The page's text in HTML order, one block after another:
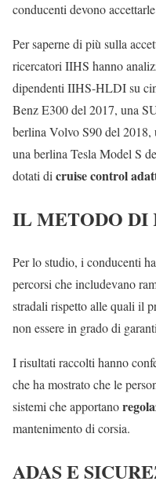
conducenti devono
Per saperne di più sulla
ricercatori IIHS hanno
dipendenti IIHS-HLDI su
Benz E300 del 2017, una
berlina Volvo S90 del
una berlina Tesla Model S
dotati dicruise control
IL METODO DI
Per lo studio, i conducenti
percorsi che includevano
stradali rispetto alle quali il
non essere in grado di
I risultati raccolti hanno
che ha mostrato che le
sistemi che apportano
mantenimento di corsia.
ADAS E